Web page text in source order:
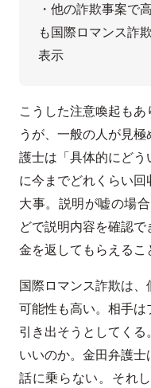
・他の詐欺事案で
も国際ロマンス詐
こうした注意喚起も
うが、一般の人が見
護士は「具体的にど
に今までどれくらい
大事。説明が嘘の場
どで説明内容を確認
金を返してもらえるこ
国際ロマンス詐欺は
可能性も高い。相手
引き出そうとしてく
いいのか。金田弁護
話に乗らない。それ